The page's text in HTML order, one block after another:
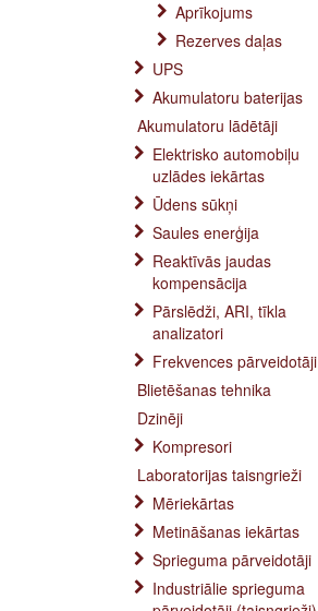
Aprīkojums
Rezerves daļas
UPS
Akumulatoru baterijas
Akumulatoru lādētāji
Elektrisko automobiļu
uzlādes iekārtas
Ūdens sūkņi
Saules enerģija
Reaktīvās jaudas
kompensācija
Pārslēdži, ARI, tīkla
analizatori
Frekvences pārveidotāji
Blietēšanas tehnika
Dzinēji
Kompresori
Laboratorijas taisngrieži
Mēriekārtas
Metināšanas iekārtas
Sprieguma pārveidotāji
Industriālie sprieguma